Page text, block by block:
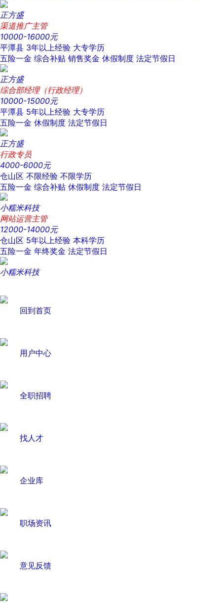
正方盛
渠道推广主管
10000-16000元
平潭县 3年以上经验 大专学历
五险一金 综合补贴 销售奖金 休假制度 法定节假日
正方盛
综合部经理（行政经理）
10000-15000元
平潭县 5年以上经验 大专学历
五险一金 休假制度 法定节假日
正方盛
行政专员
4000-6000元
仓山区 不限经验 不限学历
五险一金 综合补贴 休假制度 法定节假日
小糯米科技
网站运营主管
12000-14000元
仓山区 5年以上经验 本科学历
五险一金 年终奖金 法定节假日
小糯米科技
回到首页
用户中心
全职招聘
找人才
企业库
职场资讯
意见反馈